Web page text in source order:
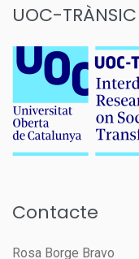
UOC-TRÀNSIC
Contacte
Rosa Borge Bravo